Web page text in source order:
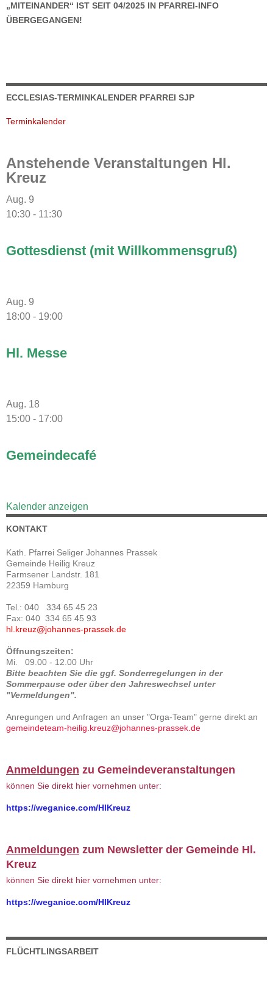
„MITEINANDER“ IST SEIT 04/2025 IN PFARREI-INFO
ÜBERGEGANGEN!
ECCLESIAS-TERMINKALENDER PFARREI SJP
Terminkalender
Anstehende Veranstaltungen Hl.
Kreuz
Aug. 9
10:30 - 11:30
Gottesdienst (mit Willkommensgruß)
Aug. 9
18:00 - 19:00
Hl. Messe
Aug. 18
15:00 - 17:00
Gemeindecafé
Kalender anzeigen
KONTAKT
Kath. Pfarrei Seliger Johannes Prassek
Gemeinde Heilig Kreuz
Farmsener Landstr. 181
22359 Hamburg
Tel.: 040 334 65 45 23
Fax: 040 334 65 45 93
hl.kreuz@johannes-prassek.de
Öffnungszeiten:
Mi. 09.00 - 12.00 Uhr
Bitte beachten Sie die ggf. Sonderregelungen in der
Sommerpause oder über den Jahreswechsel unter
"Vermeldungen".
Anregungen und Anfragen an unser "Orga-Team" gerne direkt an
gemeindeteam-heilig.kreuz@johannes-prassek.de
Anmeldungen zu Gemeindeveranstaltungen
können Sie direkt hier vornehmen unter:
https://weganice.com/HlKreuz
Anmeldungen zum Newsletter der Gemeinde Hl.
Kreuz
können Sie direkt hier vornehmen unter:
https://weganice.com/HlKreuz
FLÜCHTLINGSARBEIT